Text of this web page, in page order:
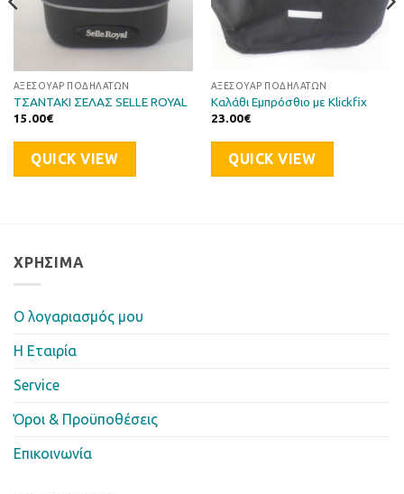
ΑΞΕΣΟΥΆΡ ΠΟΔΗΛΆΤΩΝ
ΤΣΑΝΤΑΚΙ ΣΕΛΑΣ SELLE ROYAL
15.00€
QUICK VIEW
ΑΞΕΣΟΥΆΡ ΠΟΔΗΛΆΤΩΝ
Καλάθι Εμπρόσθιο με Klickfix
23.00€
QUICK VIEW
ΧΡΉΣΙΜΑ
Ο λογαριασμός μου
Η Eταιρία
Service
Όροι & Προϋποθέσεις
Επικοινωνία